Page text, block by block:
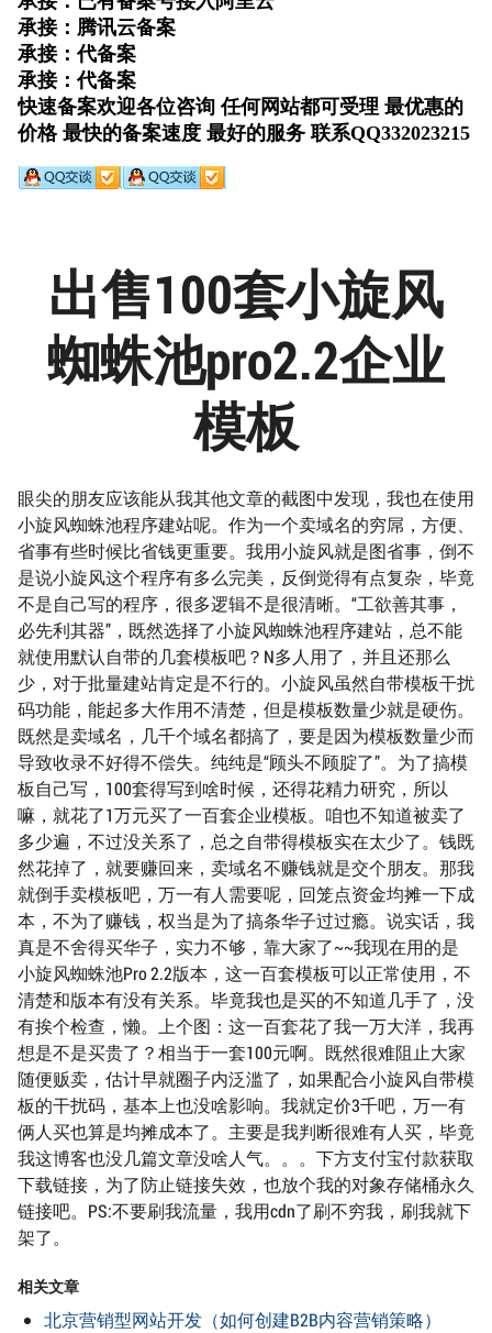
出售100套小旋风
蜘蛛池pro2.2企业
模板
眼尖的朋友应该能从我其他文章的截图中发现，我也在使用
小旋风蜘蛛池程序建站呢。作为一个卖域名的穷屌，方便、
省事有些时候比省钱更重要。我用小旋风就是图省事，倒不
是说小旋风这个程序有多么完美，反倒觉得有点复杂，毕竟
不是自己写的程序，很多逻辑不是很清晰。“工欲善其事，
必先利其器”，既然选择了小旋风蜘蛛池程序建站，总不能
就使用默认自带的几套模板吧？N多人用了，并且还那么
少，对于批量建站肯定是不行的。小旋风虽然自带模板干扰
码功能，能起多大作用不清楚，但是模板数量少就是硬伤。
既然是卖域名，几千个域名都搞了，要是因为模板数量少而
导致收录不好得不偿失。纯纯是“顾头不顾腚了”。为了搞模
板自己写，100套得写到啥时候，还得花精力研究，所以
嘛，就花了1万元买了一百套企业模板。咱也不知道被卖了
多少遍，不过没关系了，总之自带得模板实在太少了。钱既
然花掉了，就要赚回来，卖域名不赚钱就是交个朋友。那我
就倒手卖模板吧，万一有人需要呢，回笼点资金均摊一下成
本，不为了赚钱，权当是为了搞条华子过过瘾。说实话，我
真是不舍得买华子，实力不够，靠大家了~~我现在用的是
小旋风蜘蛛池Pro 2.2版本，这一百套模板可以正常使用，不
清楚和版本有没有关系。毕竟我也是买的不知道几手了，没
有挨个检查，懒。上个图：这一百套花了我一万大洋，我再
想是不是买贵了？相当于一套100元啊。既然很难阻止大家
随便贩卖，估计早就圈子内泛滥了，如果配合小旋风自带模
板的干扰码，基本上也没啥影响。我就定价3千吧，万一有
俩人买也算是均摊成本了。主要是我判断很难有人买，毕竟
我这博客也没几篇文章没啥人气。。。下方支付宝付款获取
下载链接，为了防止链接失效，也放个我的对象存储桶永久
链接吧。PS:不要刷我流量，我用cdn了刷不穷我，刷我就下
架了。
相关文章
北京营销型网站开发（如何创建B2B内容营销策略）